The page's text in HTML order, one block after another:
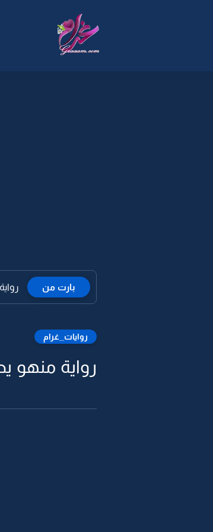
بارت من
روايات_غرام
رواية منهو